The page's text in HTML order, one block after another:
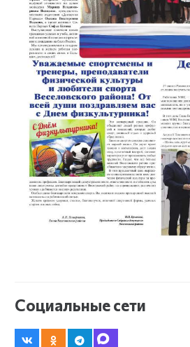
Социальные сети